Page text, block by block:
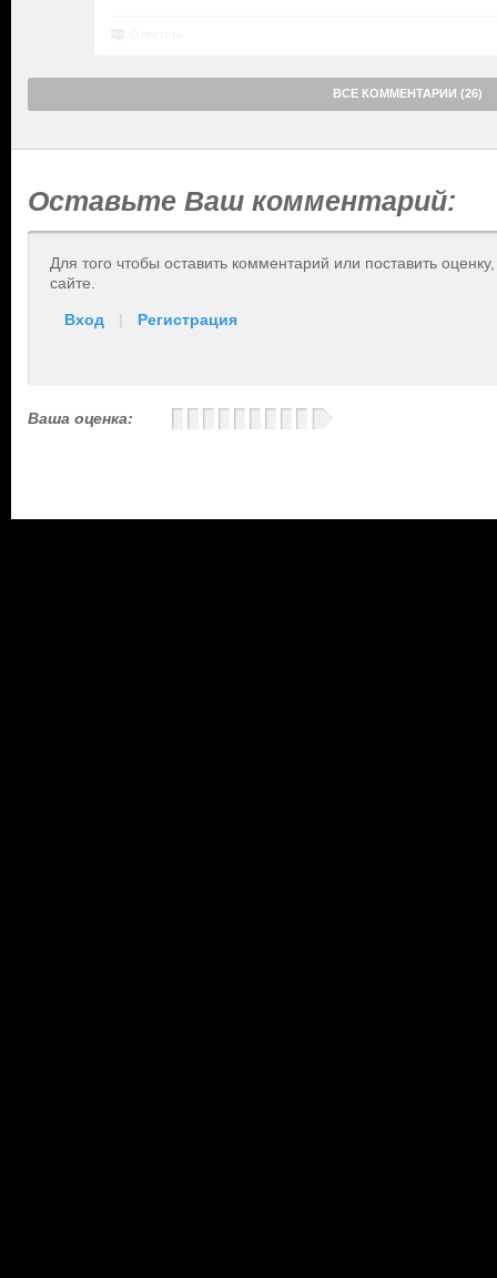
ВСЕ КОММЕНТАРИИ (26)
Оставьте Ваш комментарий:
Для того чтобы оставить комментарий или поставить
сайте.
Вход | Регистрация
Ваша оценка: